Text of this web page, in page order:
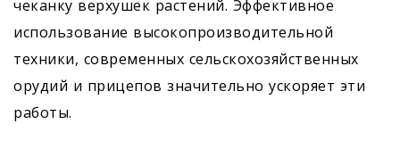
чеканку верхушек растений. Эффективное
использование высокопроизводительной
техники, современных сельскохозяйственных
орудий и прицепов значительно ускоряет эти
работы.